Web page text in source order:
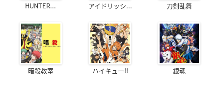
HUNTER... アイドリッシ... 刀剣乱舞
暗殺教室 ハイキュー!! 銀魂